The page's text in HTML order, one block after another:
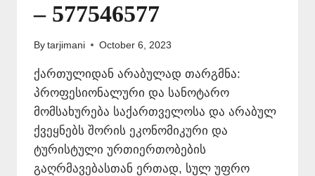
– 577546577
By tarjimani October 6, 2023
ქართულიდან არაბულად თარგმნა:
პროფესიონალური და სანოტარო
მომსახურება საქართველოსა და არაბულ
ქვეყნებს შორის ეკონომიკური და
ტურისტული ურთიერთობების
გაღრმავებასთან ერთად, სულ უფრო